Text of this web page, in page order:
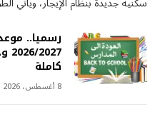
رسميا..
كاملة
8 أغسطس، 2026